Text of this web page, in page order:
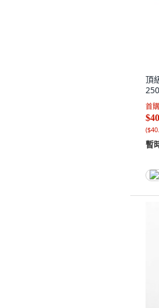
頂
首
$40
(
暫